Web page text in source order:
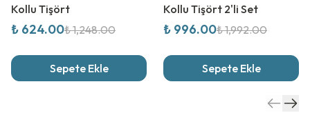
Kollu Tişört
₺ 624.00₺ 1,248.00
Sepete Ekle
Kollu Tişört 2'li Set
₺ 996.00₺ 1,992.00
Sepete Ekle